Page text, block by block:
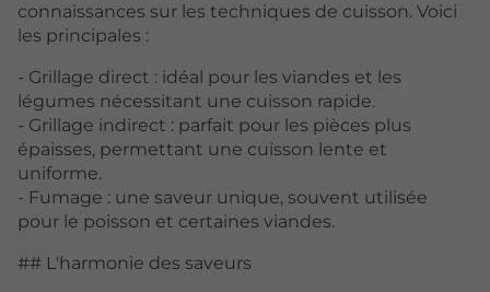
connaissances sur les techniques de cuisson. Voici
les principales :
- Grillage direct : idéal pour les viandes et les
légumes nécessitant une cuisson rapide.
- Grillage indirect : parfait pour les pièces plus
épaisses, permettant une cuisson lente et
uniforme.
- Fumage : une saveur unique, souvent utilisée
pour le poisson et certaines viandes.
## L'harmonie des saveurs